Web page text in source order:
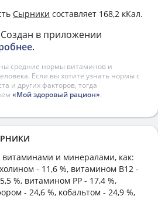
Сырники составляет 168,2 кКал.
в приложении
.
средние нормы витаминов и
Если вы хотите узнать нормы с
и других факторов, тогда
«Мой здоровый рацион».
витаминами и минералами, как:
- 11,6 %, витамином B12 -
%, витамином PP - 17,4 %,
- 24,6 %, кобальтом - 24,9 %,